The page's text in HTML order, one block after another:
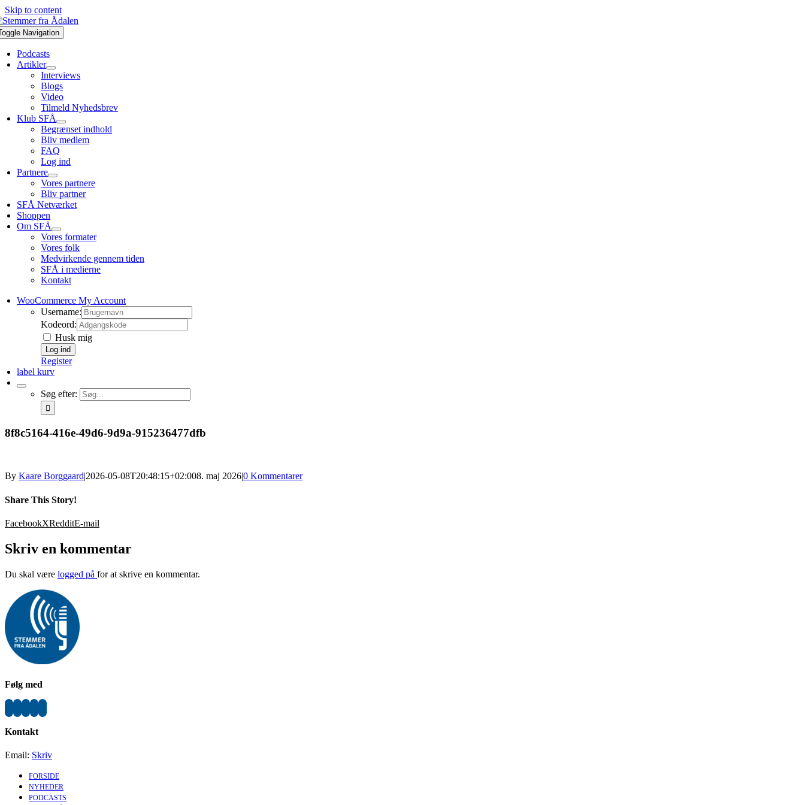
Skip to content
Navigation
Podcasts
Artikler
Interviews
Blogs
Video
Tilmeld Nyhedsbrev
Klub SFÅ
Begrænset indhold
Bliv medlem
FAQ
Log ind
Partnere
Vores partnere
Bliv partner
SFÅ Netværket
Shoppen
Om SFÅ
Vores formater
Vores folk
Medvirkende gennem tiden
SFÅ i medierne
Kontakt
WooCommerce My Account
Username:
Kodeord:
Husk mig
Register
label kurv
Søg efter:
8f8c5164-416e-49d6-9d9a-915236477dfb
By Kaare Borggaard|2026-05-08T20:48:15+02:008. maj 2026|0 Kommentarer
Share This Story!
FacebookXRedditE-mail
Skriv en kommentar
Du skal være logged på for at skrive en kommentar.
Følg med
Kontakt
Email: Skriv
FORSIDE
NYHEDER
PODCASTS